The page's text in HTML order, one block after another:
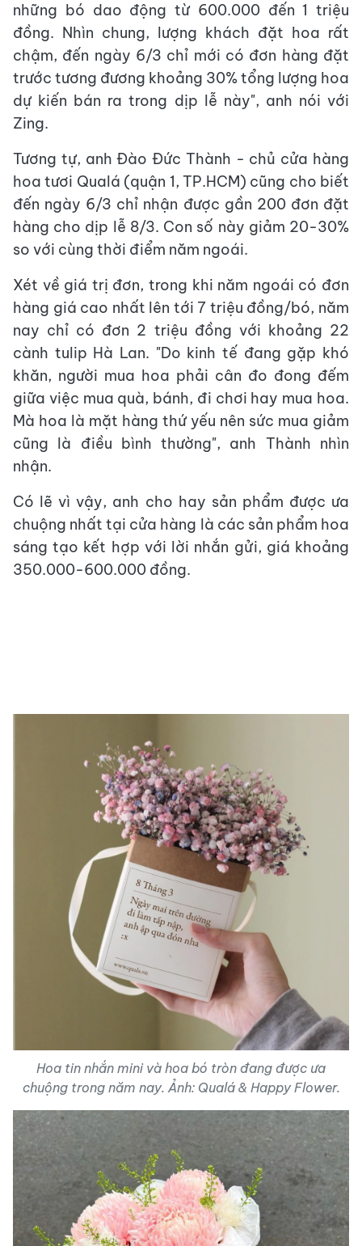
những bó dao động từ 600.000 đến 1 triệu
đồng. Nhìn chung, lượng khách đặt hoa rất
chậm, đến ngày 6/3 chỉ mới có đơn hàng đặt
trước tương đương khoảng 30% tổng lượng hoa
dự kiến bán ra trong dịp lễ này", anh nói với
Zing.
Tương tự, anh Đào Đức Thành - chủ cửa hàng
hoa tươi Qualá (quận 1, TP.HCM) cũng cho biết
đến ngày 6/3 chỉ nhận được gần 200 đơn đặt
hàng cho dịp lễ 8/3. Con số này giảm 20-30%
so với cùng thời điểm năm ngoái.
Xét về giá trị đơn, trong khi năm ngoái có đơn
hàng giá cao nhất lên tới 7 triệu đồng/bó, năm
nay chỉ có đơn 2 triệu đồng với khoảng 22
cành tulip Hà Lan. "Do kinh tế đang gặp khó
khăn, người mua hoa phải cân đo đong đếm
giữa việc mua quà, bánh, đi chơi hay mua hoa.
Mà hoa là mặt hàng thứ yếu nên sức mua giảm
cũng là điều bình thường", anh Thành nhìn
nhận.
Có lẽ vì vậy, anh cho hay sản phẩm được ưa
chuộng nhất tại cửa hàng là các sản phẩm hoa
sáng tạo kết hợp với lời nhắn gửi, giá khoảng
350.000-600.000 đồng.
Hoa tin nhắn mini và hoa bó tròn đang được ưa
chuộng trong năm nay. Ảnh: Qualá & Happy Flower.